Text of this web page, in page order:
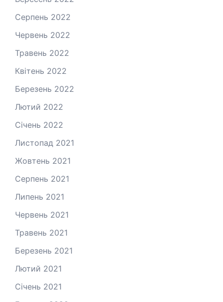
Серпень 2022
Червень 2022
Травень 2022
Квітень 2022
Березень 2022
Лютий 2022
Січень 2022
Листопад 2021
Жовтень 2021
Серпень 2021
Липень 2021
Червень 2021
Травень 2021
Березень 2021
Лютий 2021
Січень 2021